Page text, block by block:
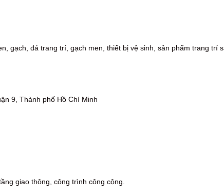
gạch, đá trang trí, gạch men, thiết bị vệ sinh, sản phẩm trang trí
9, Thành phố Hồ Chí Minh
giao thông, công trình công cộng.